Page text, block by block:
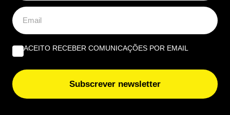
insuficiente
ÚLTIMAS NOTÍCIAS
Clicou num link falso? Faça isto nos primeiros minutos
para proteger o seu dinheiro da fraude
ACEITO RECEBER COMUNICAÇÕES POR EMAIL
Subscrever newsletter